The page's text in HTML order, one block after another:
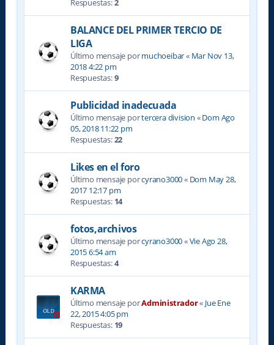
Respuestas:2
BALANCE DEL PRIMER TERCIO DE
LIGA
Último mensaje pormuchoeibar« Mar Nov 13,
2018 4:22 pm
Respuestas:9
Publicidad inadecuada
Último mensaje portercera division «Dom Ago
05, 2018 11:22 pm
Respuestas:22
Likes en el foro
Último mensaje porcyrano3000« Dom May 28,
2017 12:17 pm
Respuestas: 14
fotos,archivos
Último mensaje porcyrano3000«Vie Ago 28,
2015 6:54 am
Respuestas:4
KARMA
Último mensaje porAdministrador« Jue Ene
22, 2015 4:05 pm
Respuestas: 19